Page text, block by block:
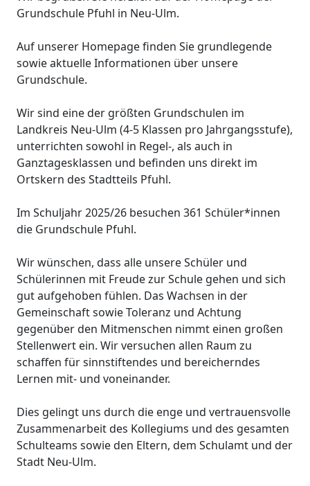
Grundschule Pfuhl in Neu-Ulm.
Auf unserer Homepage finden Sie grundlegende
sowie aktuelle Informationen über unsere
Grundschule.
Wir sind eine der größten Grundschulen im
Landkreis Neu-Ulm (4-5 Klassen pro Jahrgangsstufe),
unterrichten sowohl in Regel-, als auch in
Ganztagesklassen und befinden uns direkt im
Ortskern des Stadtteils Pfuhl.
Im Schuljahr 2025/26 besuchen 361 Schüler*innen
die Grundschule Pfuhl.
Wir wünschen, dass alle unsere Schüler und
Schülerinnen mit Freude zur Schule gehen und sich
gut aufgehoben fühlen. Das Wachsen in der
Gemeinschaft sowie Toleranz und Achtung
gegenüber den Mitmenschen nimmt einen großen
Stellenwert ein. Wir versuchen allen Raum zu
schaffen für sinnstiftendes und bereicherndes
Lernen mit- und voneinander.
Dies gelingt uns durch die enge und vertrauensvolle
Zusammenarbeit des Kollegiums und des gesamten
Schulteams sowie den Eltern, dem Schulamt und der
Stadt Neu-Ulm.